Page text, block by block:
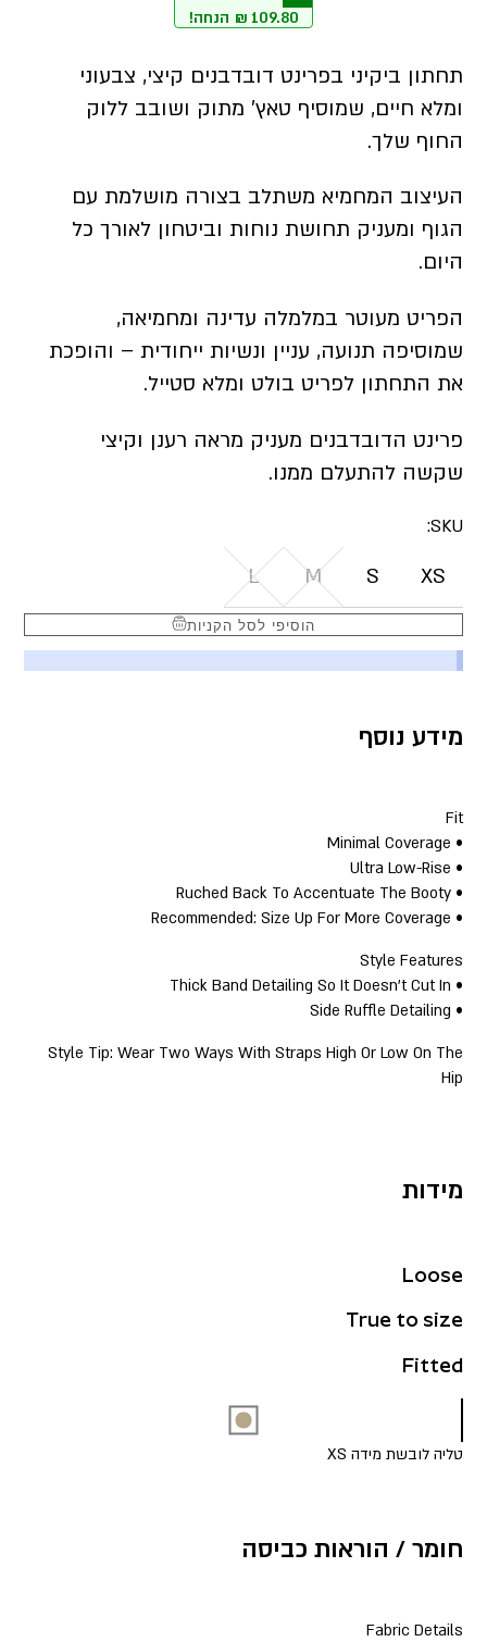
549 ₪.
439.20 ₪.
109.80
₪ הנחה!
תחתון ביקיני בפרינט דובדבנים קיצי, צבעוני
ומלא חיים, שמוסיף טאץ’ מתוק ושובב ללוק
החוף שלך.
העיצוב המחמיא משתלב בצורה מושלמת עם
הגוף ומעניק תחושת נוחות וביטחון לאורך כל
היום.
הפריט מעוטר במלמלה עדינה ומחמיאה,
שמוסיפה תנועה, עניין ונשיות ייחודית – והופכת
את התחתון לפריט בולט ומלא סטייל.
פרינט הדובדבנים מעניק מראה רענן וקיצי
שקשה להתעלם ממנו.
SKU:
XS
S
M
L
הוסיפי לסל הקניות
מידע נוסף
Fit
• Minimal Coverage
• Ultra Low-Rise
• Ruched Back To Accentuate The Booty
• Recommended: Size Up For More Coverage
Style Features
• Thick Band Detailing So It Doesn’t Cut In
• Side Ruffle Detailing
Style Tip: Wear Two Ways With Straps High Or Low On The
Hip
מידות
Loose
True to size
Fitted
טליה לובשת מידה XS
חומר / הוראות כביסה
Fabric Details